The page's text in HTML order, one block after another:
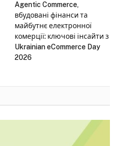
Agentic Commerce,
вбудовані фінанси та
майбутнє електронної
комерції: ключові інсайти з
Ukrainian eCommerce Day
2026